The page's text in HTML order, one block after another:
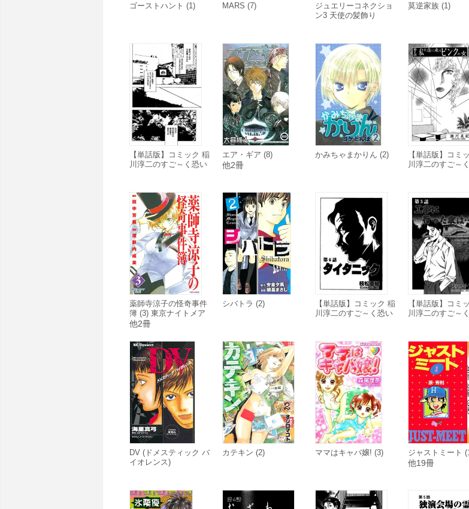
ゴーストハント (1) MARS (7)
ジュエリーコネクショ
ン3 天使の髪飾り
莫逆家族 (1)
【単話版】コミック 稲
川淳二のすご～く恐い
エア・ギア (8)
他2冊
かみちゃまかりん (2)
【単話版】コミ
川淳二のすご～
薬師寺涼子の怪奇事件
簿 (3) 東京ナイトメア
(後編)
他2冊
シバトラ (2)
【単話版】コミック 稲
川淳二のすご～く恐い
【単話版】コミ
川淳二のすご～
DV (ドメスティック バ
イオレンス)
カテキン (2) ママはキャバ嬢! (3) ジャストミート
他19冊